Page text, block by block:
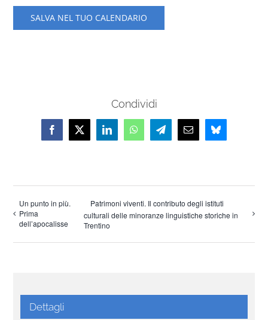
SALVA NEL TUO CALENDARIO
Condividi
Facebook
X LinkedInWhatsAppTelegramEmail Bluesky
Un punto in più.
Prima
dell’apocalisse
Patrimoni viventi. Il contributo degli istituti
culturali delle minoranze linguistiche storiche in
Trentino
Dettagli